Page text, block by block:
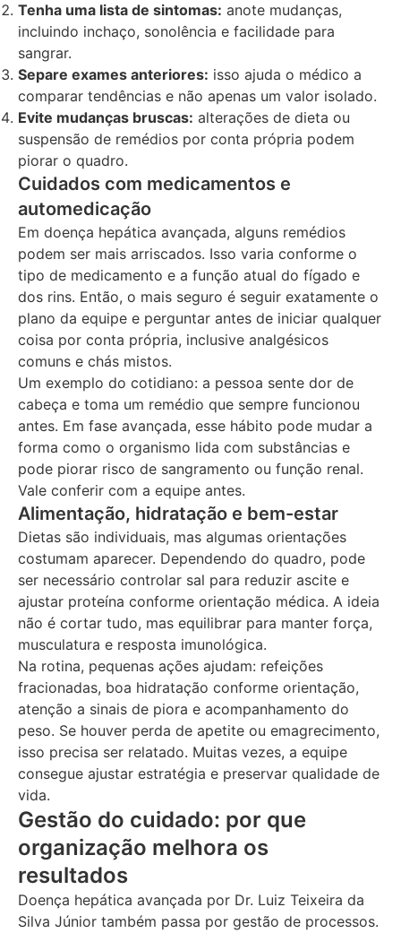
Tenha uma lista de sintomas: anote mudanças,
incluindo inchaço, sonolência e facilidade para
sangrar.
Separe exames anteriores: isso ajuda o médico a
comparar tendências e não apenas um valor isolado.
Evite mudanças bruscas: alterações de dieta ou
suspensão de remédios por conta própria podem
piorar o quadro.
Cuidados com medicamentos e
automedicação
Em doença hepática avançada, alguns remédios
podem ser mais arriscados. Isso varia conforme o
tipo de medicamento e a função atual do fígado e
dos rins. Então, o mais seguro é seguir exatamente o
plano da equipe e perguntar antes de iniciar qualquer
coisa por conta própria, inclusive analgésicos
comuns e chás mistos.
Um exemplo do cotidiano: a pessoa sente dor de
cabeça e toma um remédio que sempre funcionou
antes. Em fase avançada, esse hábito pode mudar a
forma como o organismo lida com substâncias e
pode piorar risco de sangramento ou função renal.
Vale conferir com a equipe antes.
Alimentação, hidratação e bem-estar
Dietas são individuais, mas algumas orientações
costumam aparecer. Dependendo do quadro, pode
ser necessário controlar sal para reduzir ascite e
ajustar proteína conforme orientação médica. A ideia
não é cortar tudo, mas equilibrar para manter força,
musculatura e resposta imunológica.
Na rotina, pequenas ações ajudam: refeições
fracionadas, boa hidratação conforme orientação,
atenção a sinais de piora e acompanhamento do
peso. Se houver perda de apetite ou emagrecimento,
isso precisa ser relatado. Muitas vezes, a equipe
consegue ajustar estratégia e preservar qualidade de
vida.
Gestão do cuidado: por que
organização melhora os
resultados
Doença hepática avançada por Dr. Luiz Teixeira da
Silva Júnior também passa por gestão de processos.